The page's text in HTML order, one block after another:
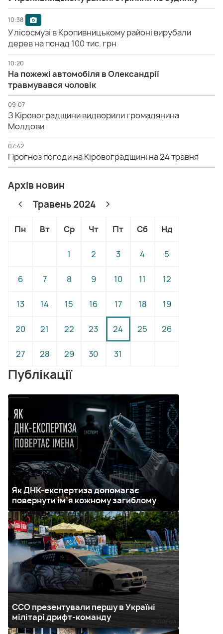
10:38
У лісосмузі в Кропивницькому районі вирубали
дерев на понад 100 тис. грн
10:20
На пожежі автомобіля в Олександрії
травмувався чоловік
09:07
З Кіровоградщини видворили громадянина
Молдови
07:42
Прогноз погоди на Кіровоградщині на 24 травня
Архів новин
Травень 2024
Пн Вт Ср Чт Пт Сб Нд
1 2 3 4 5
6 7 8 9 10 11 12
13 14 15 16 17 18 19
20 21 22 23 24 25 26
27 28 29 30 31
Публікації
Як ДНК-експертиза допомагає
повернути ім’я кожному загиблому
ССО презентували першу в Україні
мілітарі дрифт-команду